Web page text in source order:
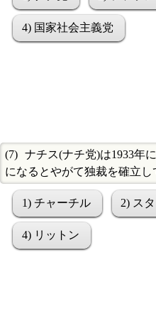
4) 国家社会主義党
ナチス(ナチ党)は1933年
になるとやがて独裁を確立し
1) チャーチル 2) ス
4) リットン